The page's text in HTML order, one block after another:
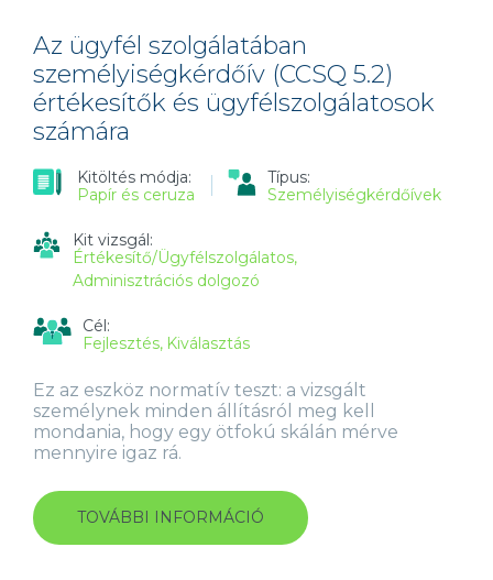
VEZETŐK
ÉS
SZAKÉRTŐK
SZÁMÁRA
TARTALOMMAL
Az ügyfél szolgálatában
személyiségkérdőív (CCSQ 5.2)
értékesítők és ügyfélszolgálatosok
számára
Kitöltés módja:
Papír és ceruza
Típus:
Személyiségkérdőívek
Kit vizsgál:
Értékesítő/Ügyfélszolgálatos
Adminisztrációs dolgozó
Cél:
Fejlesztés Kiválasztás
Ez az eszköz normatív teszt: a vizsgált
személynek minden állításról meg kell
mondania, hogy egy ötfokú skálán mérve
mennyire igaz rá.
TOVÁBBI INFORMÁCIÓ
ÜGYFÉL